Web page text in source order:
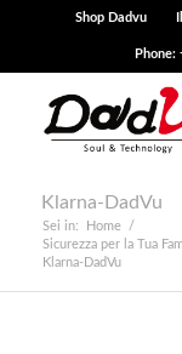
Shop Dadvu
Phone:
Klarna-DadVu
Sei in: Home
/
Sicurezza per la Tua
Klarna-DadVu